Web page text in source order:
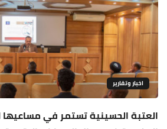
اخبار وتقارير
العتبة الحسينية تستمر في مساعيها